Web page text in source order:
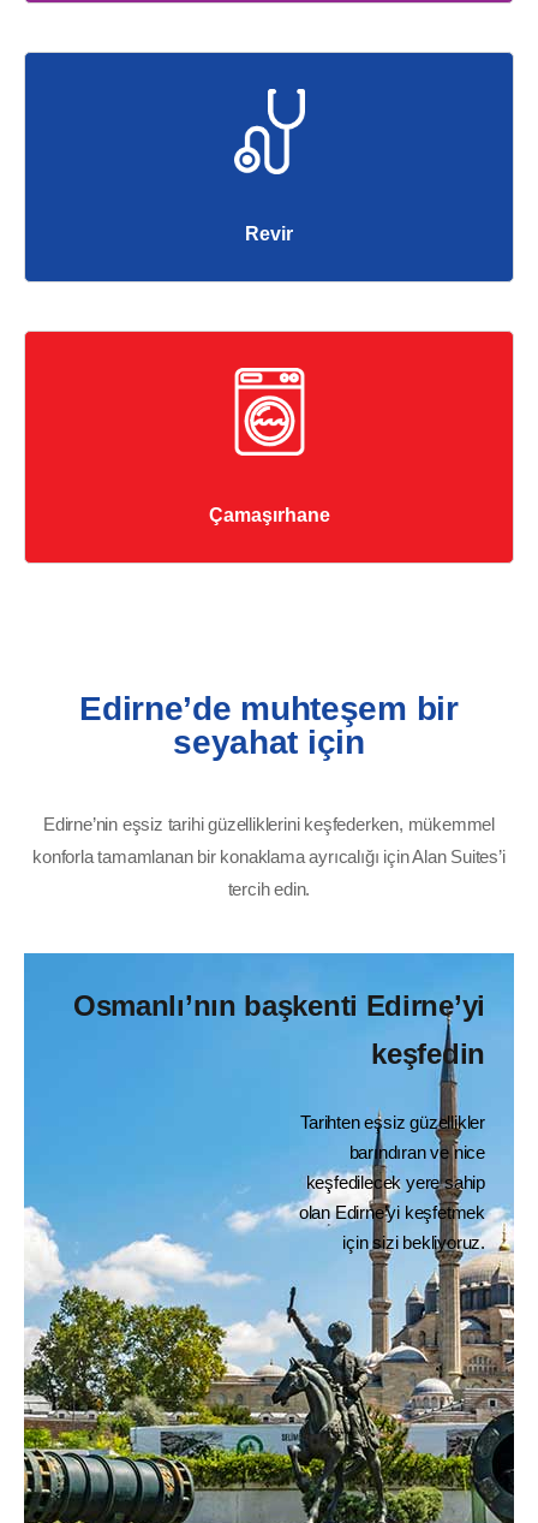
Revir
Çamaşırhane
Edirne’de muhteşem bir
seyahat için
Edirne’nin eşsiz tarihi güzelliklerini keşfederken, mükemmel
konforla tamamlanan bir konaklama ayrıcalığı için Alan Suites’i
tercih edin.
Osmanlı’nın başkenti Edirne’yi
keşfedin
Tarihten eşsiz güzellikler
barındıran ve nice
keşfedilecek yere sahip
olan Edirne’yi keşfetmek
için sizi bekliyoruz.